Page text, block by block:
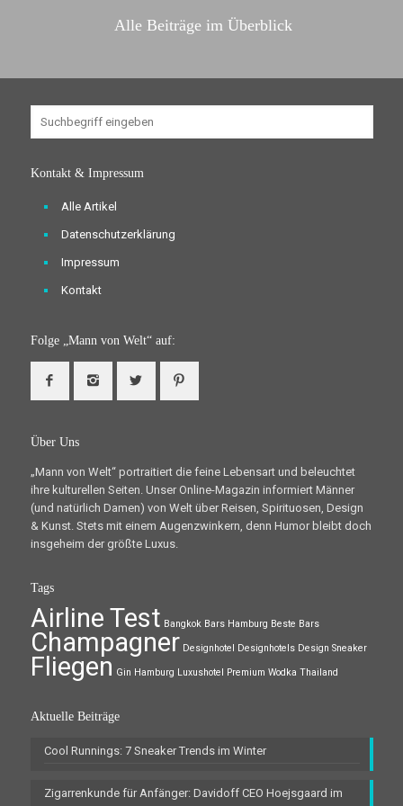
Alle Beiträge im Überblick
Kontakt & Impressum
Alle Artikel
Datenschutzerklärung
Impressum
Kontakt
Folge „Mann von Welt“ auf:
Über Uns
„Mann von Welt“ portraitiert die feine Lebensart und beleuchtet
ihre kulturellen Seiten. Unser Online-Magazin informiert Männer
(und natürlich Damen) von Welt über Reisen, Spirituosen, Design
& Kunst. Stets mit einem Augenzwinkern, denn Humor bleibt doch
insgeheim der größte Luxus.
Tags
Airline Test Bangkok Bars Hamburg Beste Bars
Champagner Designhotel Designhotels Design Sneaker
Fliegen Gin Hamburg Luxushotel Premium Wodka Thailand
Aktuelle Beiträge
Cool Runnings: 7 Sneaker Trends im Winter
Zigarrenkunde für Anfänger: Davidoff CEO Hoejsgaard im